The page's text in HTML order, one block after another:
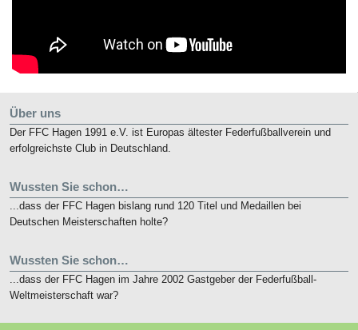
Über uns
Der FFC Hagen 1991 e.V. ist Europas ältester Federfußballverein und
erfolgreichste Club in Deutschland.
Wussten Sie schon…
...dass der FFC Hagen bislang rund 120 Titel und Medaillen bei
Deutschen Meisterschaften holte?
Wussten Sie schon…
...dass der FFC Hagen im Jahre 2002 Gastgeber der Federfußball-
Weltmeisterschaft war?